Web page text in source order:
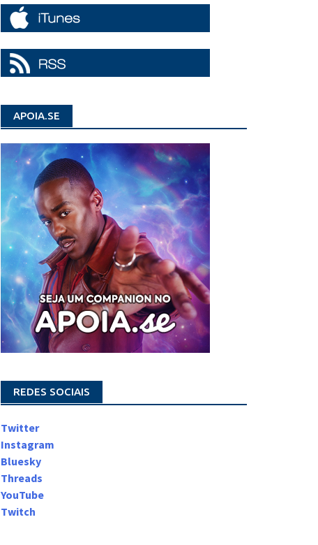
APOIA.SE
REDES SOCIAIS
Twitter
Instagram
Bluesky
Threads
YouTube
Twitch